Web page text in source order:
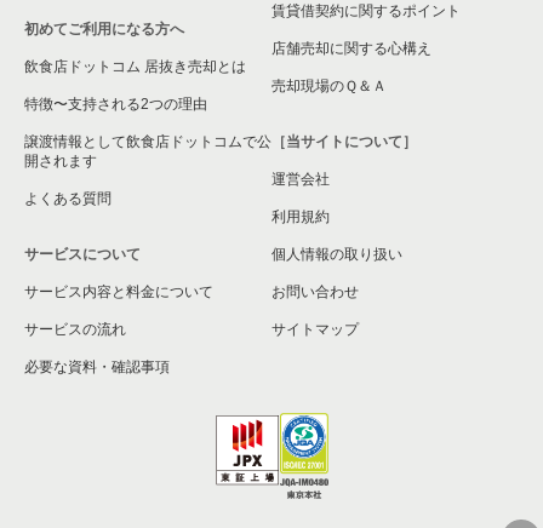
東京23区のその他の居抜き売却物件の案件一覧
初めてご利用になる方へ
飲食店ドットコム 居抜き売却とは
特徴〜支持される2つの理由
譲渡情報として飲食店ドットコムで公
開されます
よくある質問
サービスについて
サービス内容と料金について
サービスの流れ
必要な資料・確認事項
賃貸借契約に関するポイント
店舗売却に関する心構え
売却現場のＱ＆Ａ
［当サイトについて］
運営会社
利用規約
個人情報の取り扱い
お問い合わせ
サイトマップ